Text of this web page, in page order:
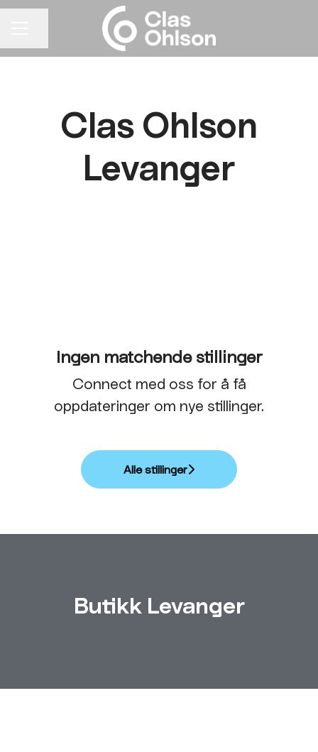
Clas Ohlson
Levanger
Ingen matchende stillinger
Connect med oss for å få
oppdateringer om nye stillinger.
Alle stillinger
Butikk Levanger